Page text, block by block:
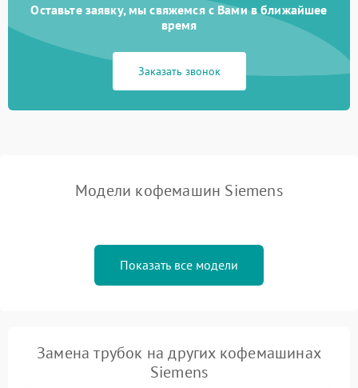
Оставьте заявку, мы свяжемся с Вами в ближайшее
время
Заказать звонок
Модели кофемашин Siemens
Показать все модели
Замена трубок на других кофемашинах
Siemens